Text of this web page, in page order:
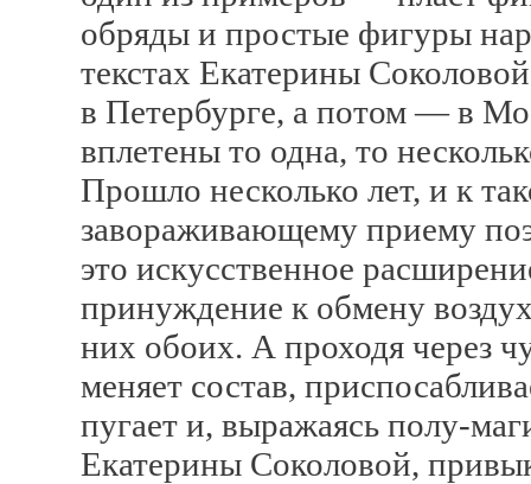
обряды и простые фигуры
текстах Екатерины
в Петербурге, а потом — в
вплетены то одна, то
Прошло несколько лет, и к
завораживающему приему
это искусственное
принуждение к обмену
них обоих. А проходя через
меняет состав,
пугает и, выражаясь полу-
Екатерины Соколовой,